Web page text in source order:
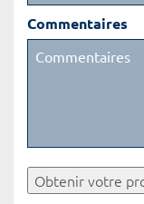
Commentaires
Obtenir votre